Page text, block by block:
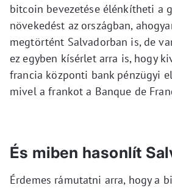
bitcoin bevezetése élénkítheti a
növekedést az országban,
megtörtént Salvadorban is, de
ez egyben kísérlet arra is, hogy
francia központi bank pénzügyi
mivel a frankot a Banque de
És miben hasonlít
Érdemes rámutatni arra, hogy a